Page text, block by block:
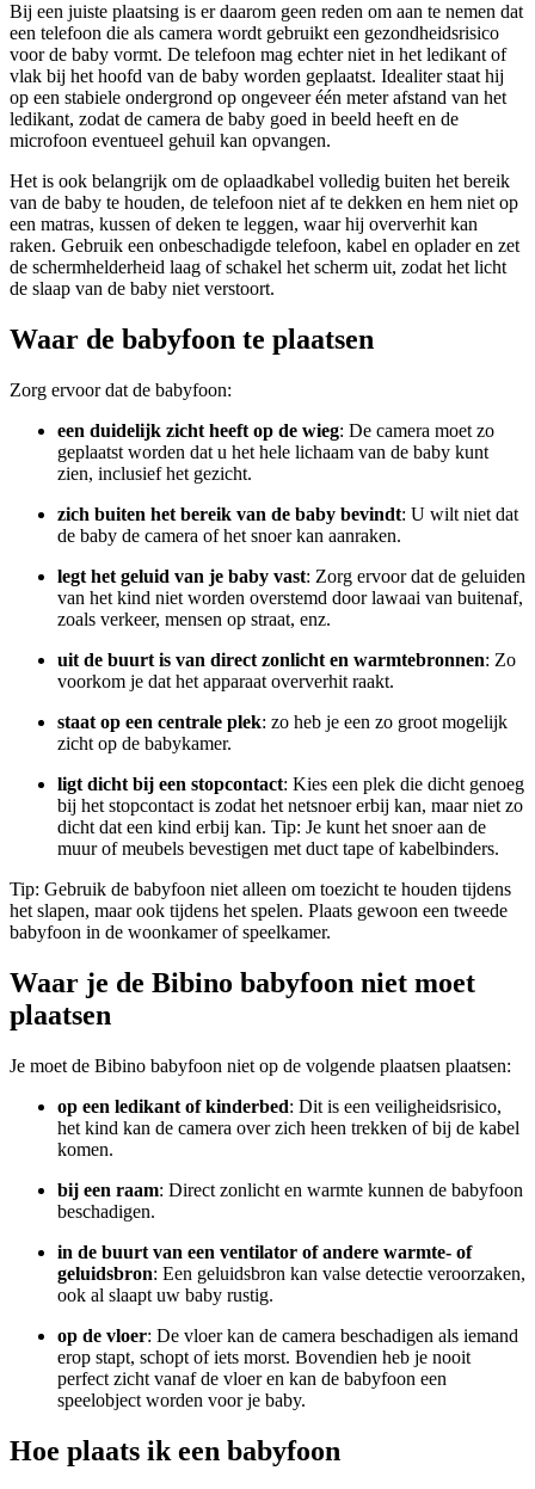
Bij een juiste plaatsing is er daarom geen reden om aan te nemen dat
een telefoon die als camera wordt gebruikt een gezondheidsrisico
voor de baby vormt. De telefoon mag echter niet in het ledikant of
vlak bij het hoofd van de baby worden geplaatst. Idealiter staat hij
op een stabiele ondergrond op ongeveer één meter afstand van het
ledikant, zodat de camera de baby goed in beeld heeft en de
microfoon eventueel gehuil kan opvangen.
Het is ook belangrijk om de oplaadkabel volledig buiten het bereik
van de baby te houden, de telefoon niet af te dekken en hem niet op
een matras, kussen of deken te leggen, waar hij oververhit kan
raken. Gebruik een onbeschadigde telefoon, kabel en oplader en zet
de schermhelderheid laag of schakel het scherm uit, zodat het licht
de slaap van de baby niet verstoort.
Waar de babyfoon te plaatsen
Zorg ervoor dat de babyfoon:
een duidelijk zicht heeft op de wieg: De camera moet zo
geplaatst worden dat u het hele lichaam van de baby kunt
zien, inclusief het gezicht.
zich buiten het bereik van de baby bevindt: U wilt niet dat
de baby de camera of het snoer kan aanraken.
legt het geluid van je baby vast: Zorg ervoor dat de geluiden
van het kind niet worden overstemd door lawaai van buitenaf,
zoals verkeer, mensen op straat, enz.
uit de buurt is van direct zonlicht en warmtebronnen: Zo
voorkom je dat het apparaat oververhit raakt.
staat op een centrale plek: zo heb je een zo groot mogelijk
zicht op de babykamer.
ligt dicht bij een stopcontact: Kies een plek die dicht genoeg
bij het stopcontact is zodat het netsnoer erbij kan, maar niet zo
dicht dat een kind erbij kan. Tip: Je kunt het snoer aan de
muur of meubels bevestigen met duct tape of kabelbinders.
Tip: Gebruik de babyfoon niet alleen om toezicht te houden tijdens
het slapen, maar ook tijdens het spelen. Plaats gewoon een tweede
babyfoon in de woonkamer of speelkamer.
Waar je de Bibino babyfoon niet moet
plaatsen
Je moet de Bibino babyfoon niet op de volgende plaatsen plaatsen:
op een ledikant of kinderbed: Dit is een veiligheidsrisico,
het kind kan de camera over zich heen trekken of bij de kabel
komen.
bij een raam: Direct zonlicht en warmte kunnen de babyfoon
beschadigen.
in de buurt van een ventilator of andere warmte- of
geluidsbron: Een geluidsbron kan valse detectie veroorzaken,
ook al slaapt uw baby rustig.
op de vloer: De vloer kan de camera beschadigen als iemand
erop stapt, schopt of iets morst. Bovendien heb je nooit
perfect zicht vanaf de vloer en kan de babyfoon een
speelobject worden voor je baby.
Hoe plaats ik een babyfoon